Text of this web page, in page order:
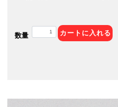
数量 カートに入れる